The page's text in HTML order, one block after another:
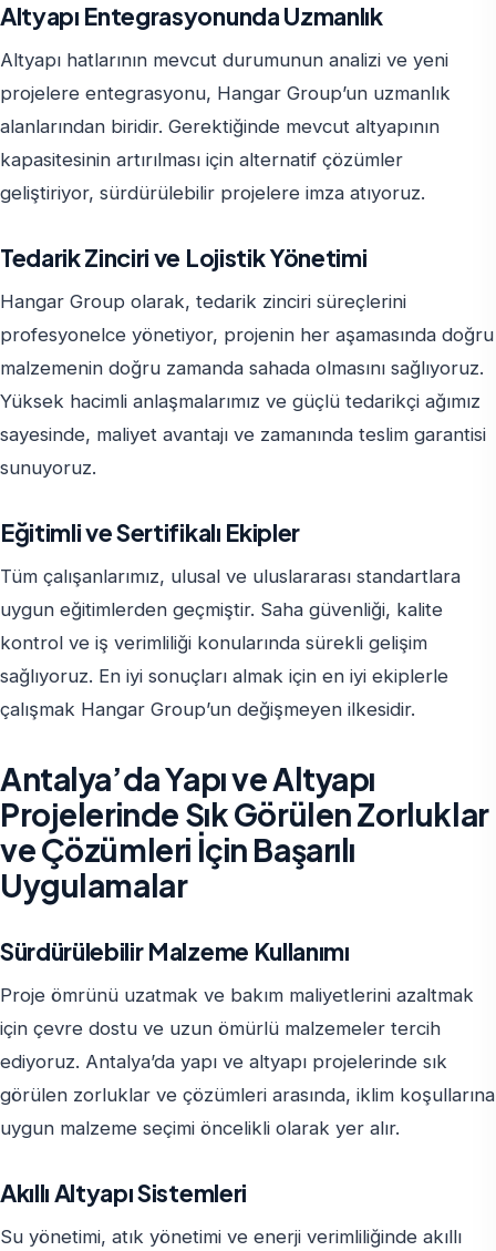
Altyapı Entegrasyonunda Uzmanlık
Altyapı hatlarının mevcut durumunun analizi ve yeni
projelere entegrasyonu, Hangar Group’un uzmanlık
alanlarından biridir. Gerektiğinde mevcut altyapının
kapasitesinin artırılması için alternatif çözümler
geliştiriyor, sürdürülebilir projelere imza atıyoruz.
Tedarik Zinciri ve Lojistik Yönetimi
Hangar Group olarak, tedarik zinciri süreçlerini
profesyonelce yönetiyor, projenin her aşamasında doğru
malzemenin doğru zamanda sahada olmasını sağlıyoruz.
Yüksek hacimli anlaşmalarımız ve güçlü tedarikçi ağımız
sayesinde, maliyet avantajı ve zamanında teslim garantisi
sunuyoruz.
Eğitimli ve Sertifikalı Ekipler
Tüm çalışanlarımız, ulusal ve uluslararası standartlara
uygun eğitimlerden geçmiştir. Saha güvenliği, kalite
kontrol ve iş verimliliği konularında sürekli gelişim
sağlıyoruz. En iyi sonuçları almak için en iyi ekiplerle
çalışmak Hangar Group’un değişmeyen ilkesidir.
Antalya’da Yapı ve Altyapı
Projelerinde Sık Görülen Zorluklar
ve Çözümleri İçin Başarılı
Uygulamalar
Sürdürülebilir Malzeme Kullanımı
Proje ömrünü uzatmak ve bakım maliyetlerini azaltmak
için çevre dostu ve uzun ömürlü malzemeler tercih
ediyoruz. Antalya’da yapı ve altyapı projelerinde sık
görülen zorluklar ve çözümleri arasında, iklim koşullarına
uygun malzeme seçimi öncelikli olarak yer alır.
Akıllı Altyapı Sistemleri
Su yönetimi, atık yönetimi ve enerji verimliliğinde akıllı